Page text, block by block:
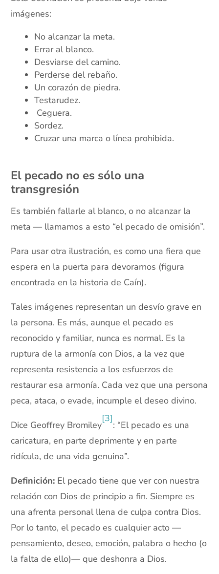
imágenes:
No alcanzar la meta.
Errar al blanco.
Desviarse del camino.
Perderse del rebaño.
Un corazón de piedra.
Testarudez.
Ceguera.
Sordez.
Cruzar una marca o línea prohibida.
El pecado no es sólo una
transgresión
Es también fallarle al blanco, o no alcanzar la
meta — llamamos a esto “el pecado de omisión”.
Para usar otra ilustración, es como una fiera que
espera en la puerta para devorarnos (figura
encontrada en la historia de Caín).
Tales imágenes representan un desvío grave en
la persona. Es más, aunque el pecado es
reconocido y familiar, nunca es normal. Es la
ruptura de la armonía con Dios, a la vez que
representa resistencia a los esfuerzos de
restaurar esa armonía. Cada vez que una persona
peca, ataca, o evade, incumple el deseo divino.
Dice Geoffrey Bromiley
[3]
: “El pecado es una
caricatura, en parte deprimente y en parte
ridícula, de una vida genuina”.
Definición: El pecado tiene que ver con nuestra
relación con Dios de principio a fin. Siempre es
una afrenta personal llena de culpa contra Dios.
Por lo tanto, el pecado es cualquier acto —
pensamiento, deseo, emoción, palabra o hecho (o
la falta de ello)— que deshonra a Dios.